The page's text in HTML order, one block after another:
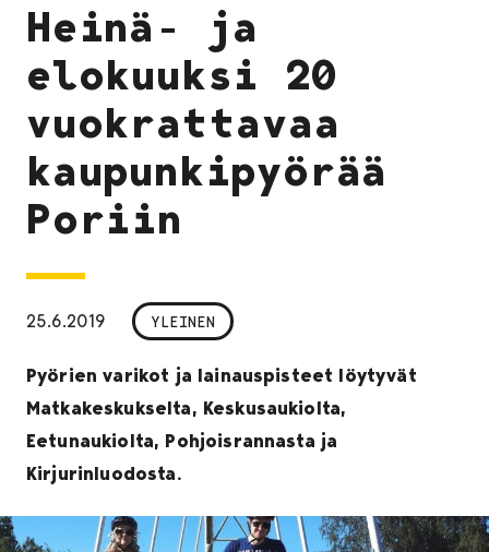
Heinä- ja
elokuuksi 20
vuokrattavaa
kaupunkipyörää
Poriin
25.6.2019 YLEINEN
Pyörien varikot ja lainauspisteet löytyvät
Matkakeskukselta, Keskusaukiolta,
Eetunaukiolta, Pohjoisrannasta ja
Kirjurinluodosta.